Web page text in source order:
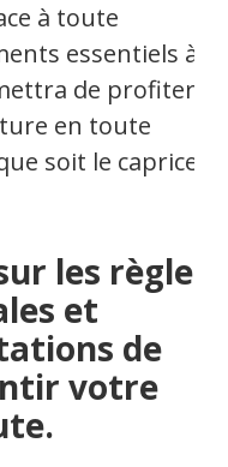
à toute
essentiels à
de profiter
en toute
soit le caprice
les règles
et
de
votre